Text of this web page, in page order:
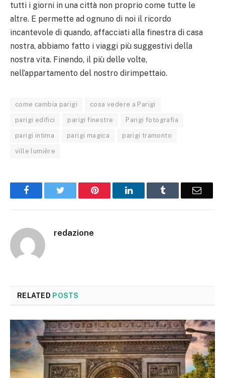
tutti i giorni in una città non proprio come tutte le
altre. E permette ad ognuno di noi il ricordo
incantevole di quando, affacciati alla finestra di casa
nostra, abbiamo fatto i viaggi più suggestivi della
nostra vita. Finendo, il più delle volte,
nell’appartamento del nostro dirimpettaio.
come cambia parigi cosa vedere a Parigi
parigi edifici parigi finestre Parigi fotografia
parigi intima parigi magica parigi tramonto
ville lumière
FacebookTwitter Pinterest LinkedInTumblr Email
redazione
RELATED POSTS